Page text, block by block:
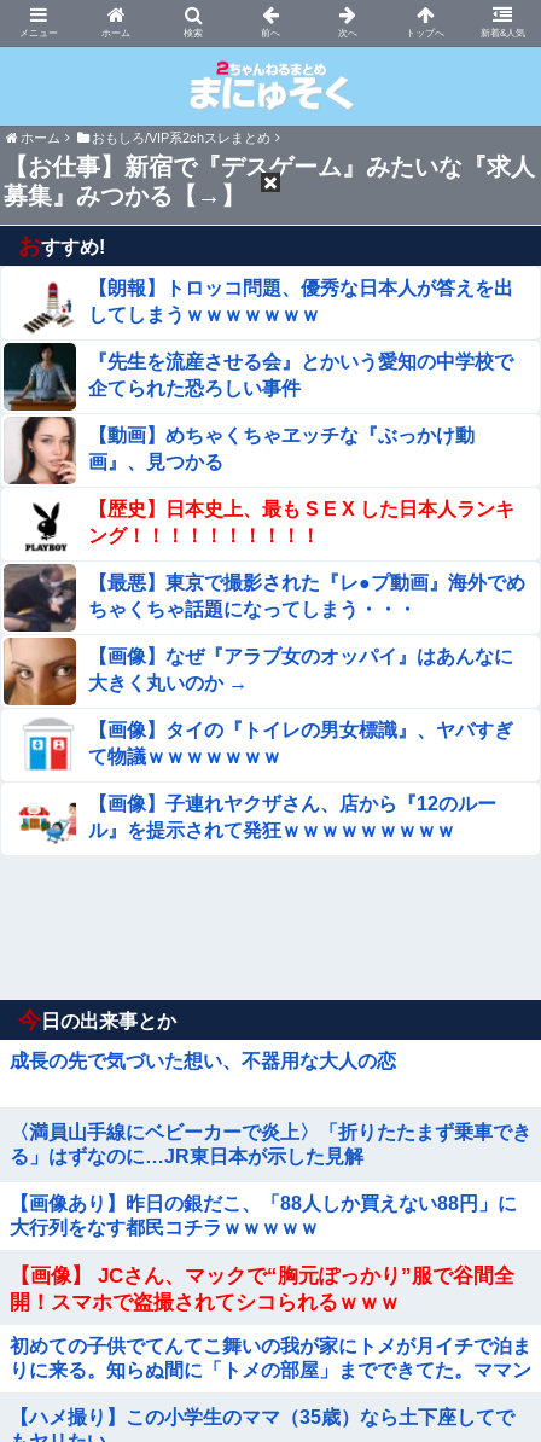
ホーム 新着&人気
まにゅそく 2chまとめニュース速報VIP
ホーム おもしろ/VIP系2chスレまとめ
【お仕事】新宿で『デスゲーム』みたいな『求人
募集』みつかる【→】
おすすめ!
【朗報】トロッコ問題、優秀な日本人が答えを出
してしまうｗｗｗｗｗｗｗ
『先生を流産させる会』とかいう愛知の中学校で
企てられた恐ろしい事件
【動画】めちゃくちゃヱッチな『ぶっかけ動
画』、見つかる
【歴史】日本史上、最も S E X した日本人ランキ
ング！！！！！！！！！！
【最悪】東京で撮影された『レ●プ動画』海外でめ
ちゃくちゃ話題になってしまう・・・
【画像】なぜ『アラブ女のオッパイ』はあんなに
大きく丸いのか →
【画像】タイの『トイレの男女標識』、ヤバすぎ
て物議ｗｗｗｗｗｗｗ
【画像】子連れヤクザさん、店から『12のルー
ル』を提示されて発狂ｗｗｗｗｗｗｗｗｗ
今 日の出来事とか
成長の先で気づいた想い、不器用な大人の恋
〈満員山手線にベビーカーで炎上〉「折りたたまず乗車でき
る」はずなのに…JR東日本が示した見解
【画像あり】昨日の銀だこ、「88人しか買えない88円」に
大行列をなす都民コチラｗｗｗｗｗ
【画像】 JCさん、マックで“胸元ぽっかり”服で谷間全
開！スマホで盗撮されてシコられるｗｗｗ
初めての子供でてんてこ舞いの我が家にトメが月イチで泊ま
りに来る。知らぬ間に「トメの部屋」までできてた。ママン
【ハメ撮り】この小学生のママ（35歳）なら土下座してで